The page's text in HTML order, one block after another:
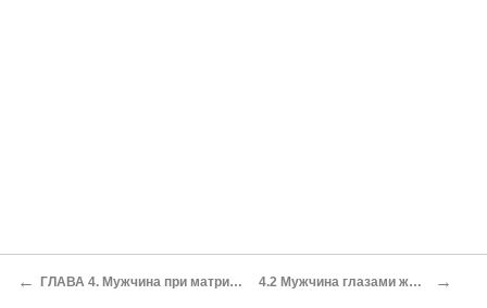
← ГЛАВА 4. Мужчина при матриархате 4.2 Мужчина глазами женщин →